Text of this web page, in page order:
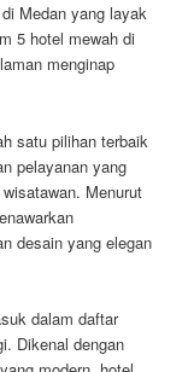
Medan yang layak
5 hotel mewah di
menginap
satu pilihan terbaik
pelayanan yang
Menurut
desain yang elegan
dalam daftar
Dikenal dengan